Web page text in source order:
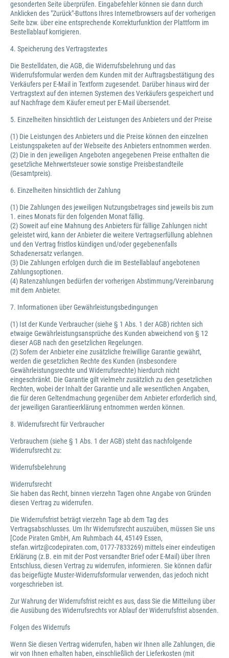
gesonderten Seite überprüfen. Eingabefehler können sie dann durch
Anklicken des "Zurück"-Buttons Ihres Internetbrowsers auf der vorherigen
Seite bzw. über eine entsprechende Korrekturfunktion der Plattform im
Bestellablauf korrigieren.
4. Speicherung des Vertragstextes
Die Bestelldaten, die AGB, die Widerrufsbelehrung und das
Widerrufsformular werden dem Kunden mit der Auftragsbestätigung des
Verkäufers per E-Mail in Textform zugesendet. Darüber hinaus wird der
Vertragstext auf den internen Systemen des Verkäufers gespeichert und
auf Nachfrage dem Käufer erneut per E-Mail übersendet.
5. Einzelheiten hinsichtlich der Leistungen des Anbieters und der Preise
(1) Die Leistungen des Anbieters und die Preise können den einzelnen
Leistungspaketen auf der Webseite des Anbieters entnommen werden.
(2) Die in den jeweiligen Angeboten angegebenen Preise enthalten die
gesetzliche Mehrwertsteuer sowie sonstige Preisbestandteile
(Gesamtpreis).
6. Einzelheiten hinsichtlich der Zahlung
(1) Die Zahlungen des jeweiligen Nutzungsbetrages sind jeweils bis zum
1. eines Monats für den folgenden Monat fällig.
(2) Soweit auf eine Mahnung des Anbieters für fällige Zahlungen nicht
geleistet wird, kann der Anbieter die weitere Vertragserfüllung ablehnen
und den Vertrag fristlos kündigen und/oder gegebenenfalls
Schadenersatz verlangen.
(3) Die Zahlungen erfolgen durch die im Bestellablauf angebotenen
Zahlungsoptionen.
(4) Ratenzahlungen bedürfen der vorherigen Abstimmung/Vereinbarung
mit dem Anbieter.
7. Informationen über Gewährleistungsbedingungen
(1) Ist der Kunde Verbraucher (siehe § 1 Abs. 1 der AGB) richten sich
etwaige Gewährleistungsansprüche des Kunden abweichend von § 12
dieser AGB nach den gesetzlichen Regelungen.
(2) Sofern der Anbieter eine zusätzliche freiwillige Garantie gewährt,
werden die gesetzlichen Rechte des Kunden (insbesondere
Gewährleistungsrechte und Widerrufsrechte) hierdurch nicht
eingeschränkt. Die Garantie gilt vielmehr zusätzlich zu den gesetzlichen
Rechten, wobei der Inhalt der Garantie und alle wesentlichen Angaben,
die für deren Geltendmachung gegenüber dem Anbieter erforderlich sind,
der jeweiligen Garantieerklärung entnommen werden können.
8. Widerrufsrecht für Verbraucher
Verbrauchern (siehe § 1 Abs. 1 der AGB) steht das nachfolgende
Widerrufsrecht zu:
Widerrufsbelehrung
Widerrufsrecht
Sie haben das Recht, binnen vierzehn Tagen ohne Angabe von Gründen
diesen Vertrag zu widerrufen.
Die Widerrufsfrist beträgt vierzehn Tage ab dem Tag des
Vertragsabschlusses. Um Ihr Widerrufsrecht auszuüben, müssen Sie uns
[Code Piraten GmbH, Am Ruhmbach 44, 45149 Essen,
stefan.wirtz@codepiraten.com, 0177-7833269) mittels einer eindeutigen
Erklärung (z.B. ein mit der Post versandter Brief oder E-Mail) über Ihren
Entschluss, diesen Vertrag zu widerrufen, informieren. Sie können dafür
das beigefügte Muster-Widerrufsformular verwenden, das jedoch nicht
vorgeschrieben ist.
Zur Wahrung der Widerrufsfrist reicht es aus, dass Sie die Mitteilung über
die Ausübung des Widerrufsrechts vor Ablauf der Widerrufsfrist absenden.
Folgen des Widerrufs
Wenn Sie diesen Vertrag widerrufen, haben wir Ihnen alle Zahlungen, die
wir von Ihnen erhalten haben, einschließlich der Lieferkosten (mit